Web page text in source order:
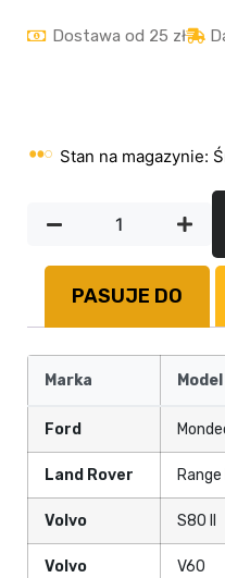
Dostawa od 25 zł
Stan na magazynie:
PASUJE DO
Marka Model
Ford
Land Rover
Volvo S80 II
Volvo V60